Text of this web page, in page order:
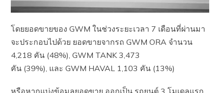
โดยยอดขายของ GWM ในช่วงระยะเวลา 7 เดือนที่ผ่านมา
จะประกอบไปด้วย ยอดขายจากรถ GWM ORA จำนวน
4,218 คัน (48%), GWM TANK 3,473
คัน (39%), และ GWM HAVAL 1,103 คัน (13%)